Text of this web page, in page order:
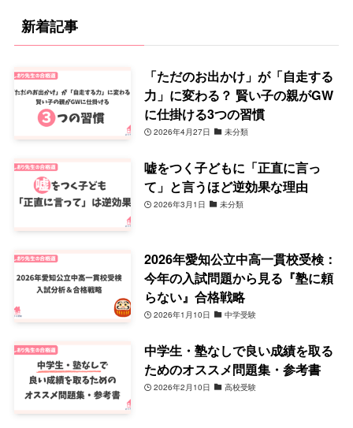
新着記事
「ただのお出かけ」が「自走する
力」に変わる？ 賢い子の親がGW
に仕掛ける3つの習慣
2026年4月27日 未分類
嘘をつく子どもに「正直に言っ
て」と言うほど逆効果な理由
2026年3月1日 未分類
2026年愛知公立中高一貫校受検：
今年の入試問題から見る『塾に頼
らない』合格戦略
2026年1月10日 中学受験
中学生・塾なしで良い成績を取る
ためのオススメ問題集・参考書
2026年2月10日 高校受験